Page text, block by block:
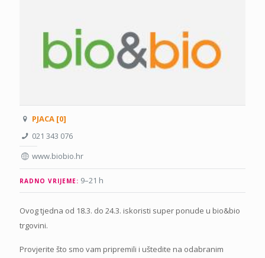
PJACA [0]
021 343 076
www.biobio.hr
RADNO VRIJEME: 9–21 h
Ovog tjedna od 18.3. do 24.3. iskoristi super ponude u bio&bio
trgovini.
Provjerite što smo vam pripremili i uštedite na odabranim